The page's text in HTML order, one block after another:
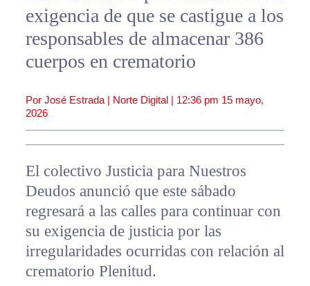
exigencia de que se castigue a los
responsables de almacenar 386
cuerpos en crematorio
Por José Estrada | Norte Digital | 12:36 pm 15 mayo,
2026
El colectivo Justicia para Nuestros
Deudos anunció que este sábado
regresará a las calles para continuar con
su exigencia de justicia por las
irregularidades ocurridas con relación al
crematorio Plenitud.